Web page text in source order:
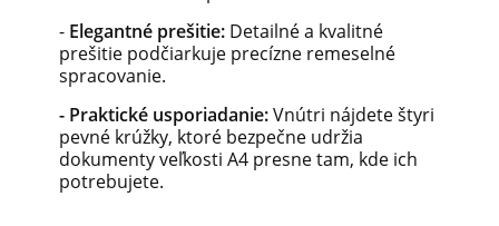
- Elegantné prešitie: Detailné a kvalitné
prešitie podčiarkuje precízne remeselné
spracovanie.
- Praktické usporiadanie:Vnútri nájdete štyri
pevné krúžky, ktoré bezpečne udržia
dokumenty veľkosti A4 presne tam, kde ich
potrebujete.